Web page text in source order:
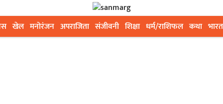
खेल मनोरंजन अपराजिता संजीवनी शिक्षा धर्म/राशिफल कथा भारत